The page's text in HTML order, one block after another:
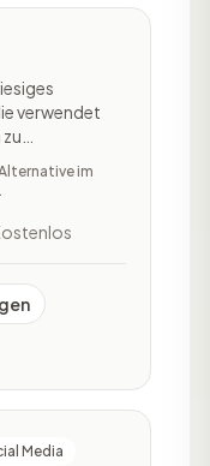
verwendet
böswilligen
Damit
ihren
im
Media